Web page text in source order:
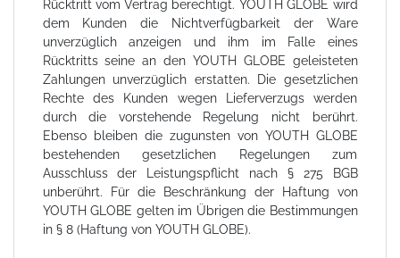
Rücktritt vom Vertrag berechtigt. YOUTH GLOBE wird
dem Kunden die Nichtverfügbarkeit der Ware
unverzüglich anzeigen und ihm im Falle eines
Rücktritts seine an den YOUTH GLOBE geleisteten
Zahlungen unverzüglich erstatten. Die gesetzlichen
Rechte des Kunden wegen Lieferverzugs werden
durch die vorstehende Regelung nicht berührt.
Ebenso bleiben die zugunsten von YOUTH GLOBE
bestehenden gesetzlichen Regelungen zum
Ausschluss der Leistungspflicht nach § 275 BGB
unberührt. Für die Beschränkung der Haftung von
YOUTH GLOBE gelten im Übrigen die Bestimmungen
in § 8 (Haftung von YOUTH GLOBE).